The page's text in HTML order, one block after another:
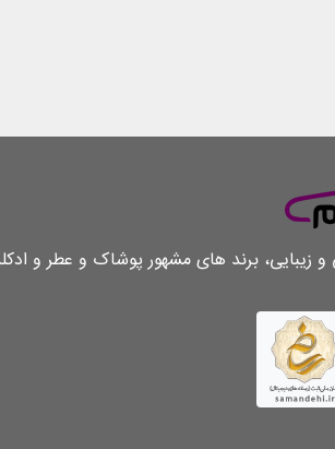
برند های مشهور پوشاک و عطر و